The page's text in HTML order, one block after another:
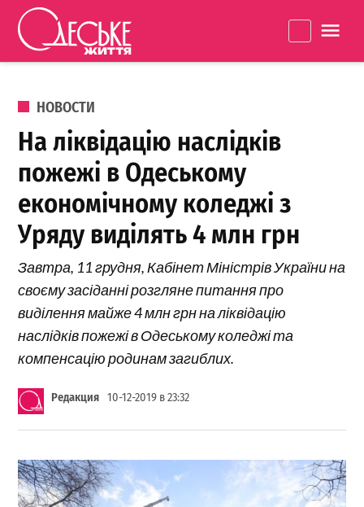
Перейти к содержанию
життя
ОПУБЛИКОВАНО В
НОВОСТИ
На ліквідацію наслідків
пожежі в Одеському
економічному коледжі з
Уряду виділять 4 млн грн
Завтра, 11 грудня, Кабінет Міністрів України на
своєму засіданні розгляне питання про
виділення майже 4 млн грн на ліквідацію
наслідків пожежі в Одеському коледжі та
компенсацію родинам загиблих.
Редакция 10-12-2019 в 23:32